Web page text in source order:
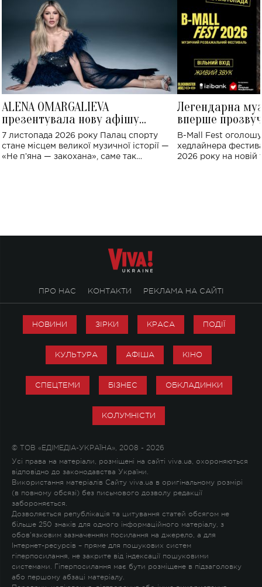
ALENA OMARGALIEVA
презентувала нову афішу
великого концерту в Палаці
спорту
7 листопада 2026 року Палац спорту
стане місцем великої музичної історії —
«Не пʼяна — закохана», саме так
Легендарна
вперше
Україні: де
B-Mall Fest
хедлайнера
2026 року на новій
ПРО НАС КОНТАКТИ РЕКЛАМА НА САЙТІ
НОВИНИ ЗІРКИ КРАСА ПОДІЇ
КУЛЬТУРА АФІША КІНО
СПЕЦТЕМИ БІЗНЕС ОБКЛАДИНКИ
КОЛУМНІСТИ
© ТОВ «ЕДІМЕДІА-УКРАЇНА», 2008 - 2026
Усі права на матеріали, розміщені на сайті viva.ua, охороняються
відповідно до законодавства України.
Використання матеріалів Сайту viva.ua в оригінальному розмірі
(в повному обсязі) без письмового дозволу редакції
забороняється.
Дозволяється републікація та цитування статей обсягом не
більше 250 знаків для одного інформаційного матеріалу, з
обов'язковим зазначенням посилання на джерело, а для
Інтернет-ресурсів – пряме для пошукових систем
гіперпосилання, не закрите від індексації пошуковими
системами. Гіперпосилання має бути розміщене в підзаголовку
або першому абзаці матеріалу.